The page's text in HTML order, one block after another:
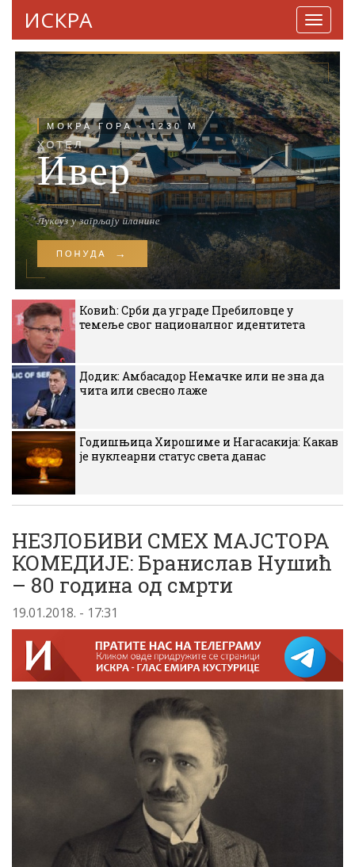
ИСКРА
Ковић: Срби да уграде Пребиловце у
темеље свог националног идентитета
Додик: Амбасадор Немачке или не зна да
чита или свесно лаже
Годишњица Хирошиме и Нагасакија: Какав
је нуклеарни статус света данас
НЕЗЛОБИВИ СМЕХ МАЈСТОРА
КОМЕДИЈЕ: Бранислав Нушић
– 80 година од смрти
19.01.2018. - 17:31